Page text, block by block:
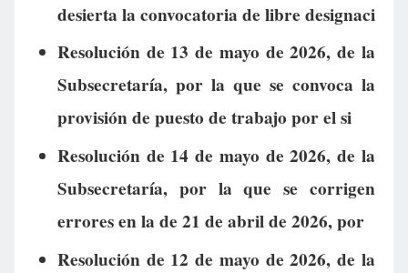
desierta la convocatoria de libre designaci
Resolución de 13 de mayo de 2026, de la
Subsecretaría, por la que se convoca la
provisión de puesto de trabajo por el si
Resolución de 14 de mayo de 2026, de la
Subsecretaría, por la que se corrigen
errores en la de 21 de abril de 2026, por
Resolución de 12 de mayo de 2026, de la